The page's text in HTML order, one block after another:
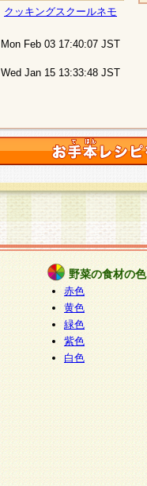
クッキングスクールネモ
Mon Feb 03 17:40:07 JST
Wed Jan 15 13:33:48 JST
野菜の食材の色
赤色
黄色
緑色
紫色
白色